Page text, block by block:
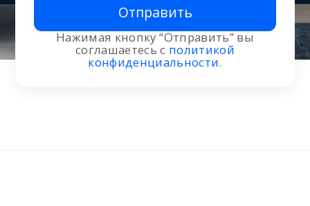
Отправить
Нажимая кнопку “Отправить” вы
соглашаетесь с политикой
конфиденциальности.